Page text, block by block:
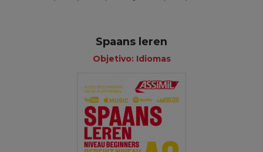
Spaans leren
Objetivo: Idiomas